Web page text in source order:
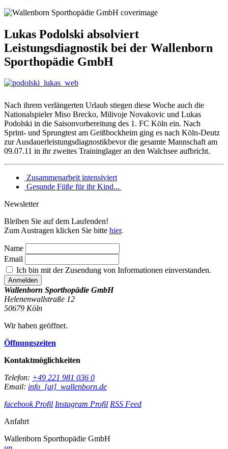
Lukas Podolski absolviert
Leistungsdiagnostik bei der Wallenborn
Sporthopädie GmbH
Nach ihrem verlängerten Urlaub stiegen diese Woche auch die
Nationalspieler Miso Brecko, Milivoje Novakovic und Lukas
Podolski in die Saisonvorbereitung des 1. FC Köln ein. Nach
Sprint- und Sprungtest am Geißbockheim ging es nach Köln-Deutz
zur Ausdauerleistungsdiagnostikbevor die gesamte Mannschaft am
09.07.11 in ihr zweites Traininglager an den Walchsee aufbricht.
Zusammenarbeit intensiviert
Gesunde Füße für ihr Kind...
Newsletter
Bleiben Sie auf dem Laufenden!
Zum Austragen klicken Sie bitte hier.
Name
Email
Ich bin mit der Zusendung von Informationen einverstanden.
Wallenborn Sporthopädie GmbH
Helenenwallstraße 12
50679 Köln
Wir haben geöffnet.
Öffnungszeiten
Kontaktmöglichkeiten
Telefon: +49 221 981 036 0
Email: info_[at]_wallenborn.de
facebook Profil Instagram Profil RSS Feed
Anfahrt
Wallenborn Sporthopädie GmbH